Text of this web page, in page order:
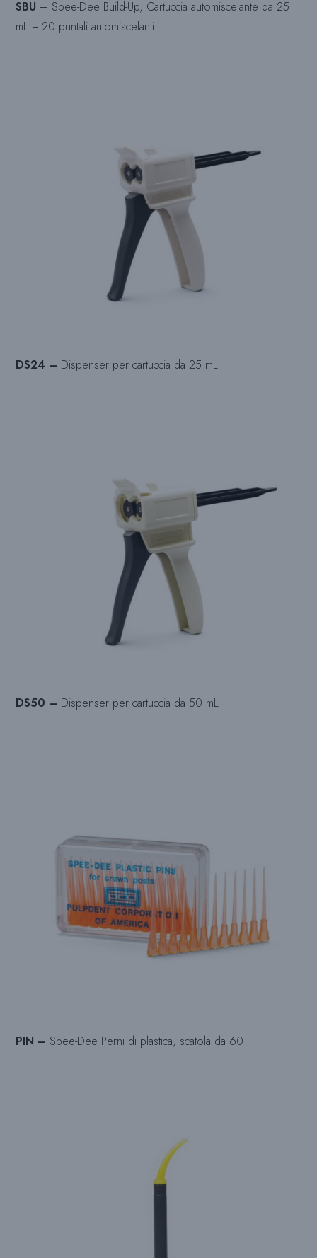
SBU – Spee-Dee Build-Up, Cartuccia automiscelante da 25
mL + 20 puntali automiscelanti
DS24 – Dispenser per cartuccia da 25 mL
DS50 – Dispenser per cartuccia da 50 mL
PIN – Spee-Dee Perni di plastica, scatola da 60